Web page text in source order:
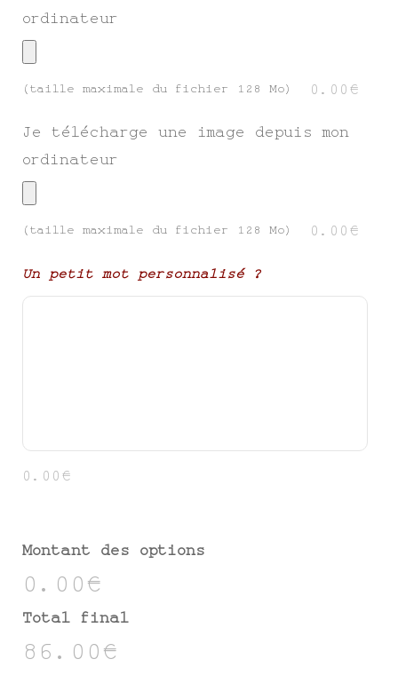
ordinateur
(taille maximale du fichier 128 Mo) 0.00€
Je télécharge une image depuis mon
ordinateur
(taille maximale du fichier 128 Mo) 0.00€
Un petit mot personnalisé ?
0.00€
Montant des options
0.00€
Total final
86.00€